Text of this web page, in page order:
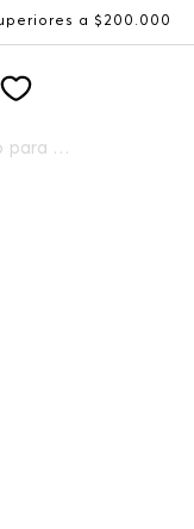
a $200.000
Blusa crop para mujer manga larga